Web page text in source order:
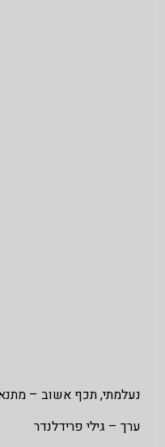
נעלמתי, תכף אשוב –
ערך – גילי פרידלנדר